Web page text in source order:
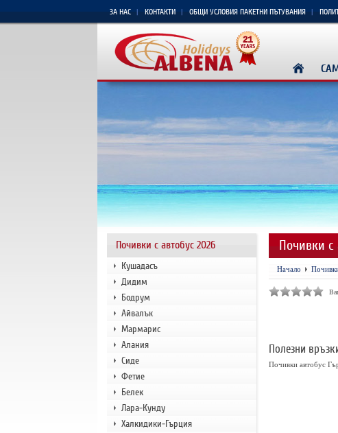
ЗА НАС КОНТАКТИ ОБЩИ УСЛОВИЯ ПАКЕТНИ ПЪТУВАНИЯ
Почивки с автобус 2026
Кушадасъ
Дидим
Бодрум
Айвалък
Мармарис
Алания
Сиде
Фетие
Белек
Лара-Кунду
Халкидики-Гърция
Почивки с
Начало
Полезни
Почивки автобус